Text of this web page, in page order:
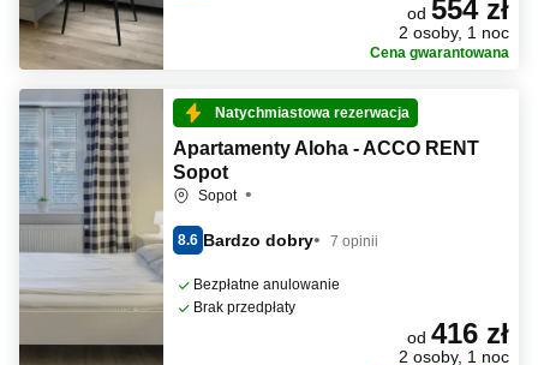
od 554 zł
2 osoby, 1 noc
Cena gwarantowana
Natychmiastowa rezerwacja
Apartamenty Aloha - ACCO RENT
Sopot
Sopot
8.6 Bardzo dobry 7 opinii
Bezpłatne anulowanie
Brak przedpłaty
od 416 zł
2 osoby, 1 noc